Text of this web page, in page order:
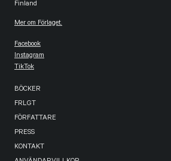
Finland
Mer om Förlaget.
Facebook
Instagram
TikTok
BÖCKER
FRLGT
FÖRFATTARE
PRESS
KONTAKT